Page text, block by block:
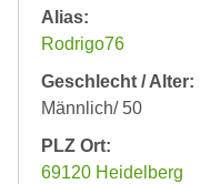
Alias:
Rodrigo76
Geschlecht / Alter:
Männlich/ 50
PLZ Ort:
69120 Heidelberg